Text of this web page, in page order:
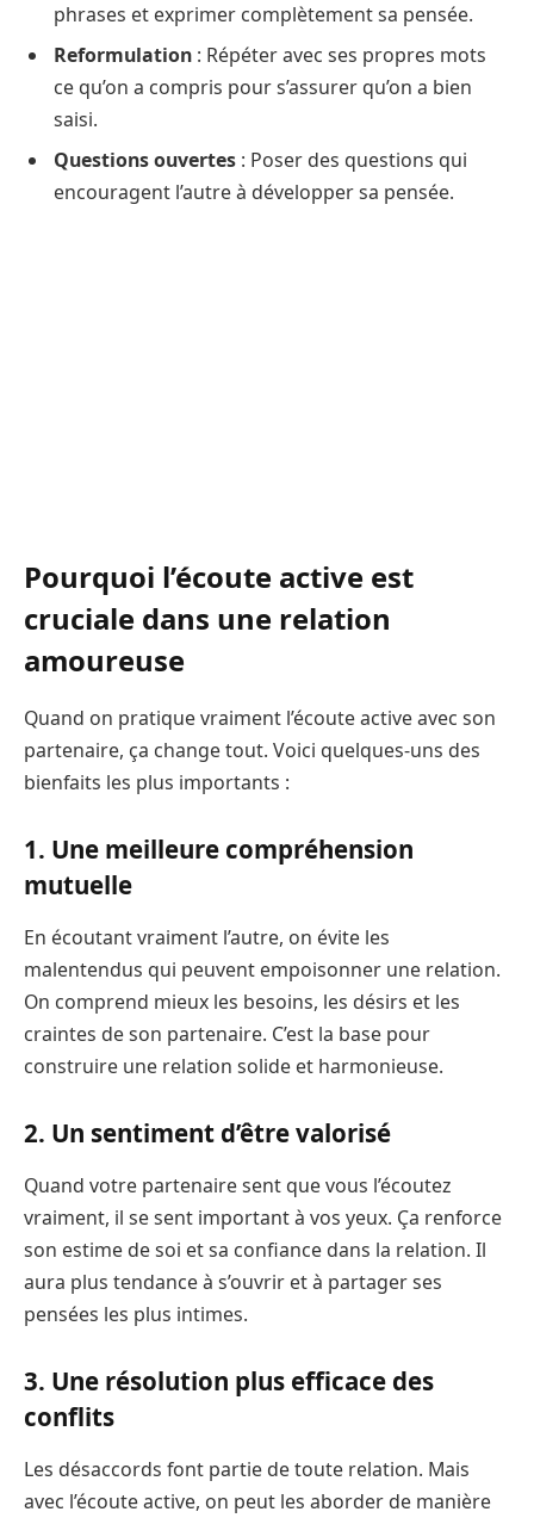
phrases et exprimer complètement sa pensée.
Reformulation : Répéter avec ses propres mots
ce qu’on a compris pour s’assurer qu’on a bien
saisi.
Questions ouvertes : Poser des questions qui
encouragent l’autre à développer sa pensée.
Pourquoi l’écoute active est
cruciale dans une relation
amoureuse
Quand on pratique vraiment l’écoute active avec son
partenaire, ça change tout. Voici quelques-uns des
bienfaits les plus importants :
1. Une meilleure compréhension
mutuelle
En écoutant vraiment l’autre, on évite les
malentendus qui peuvent empoisonner une relation.
On comprend mieux les besoins, les désirs et les
craintes de son partenaire. C’est la base pour
construire une relation solide et harmonieuse.
2. Un sentiment d’être valorisé
Quand votre partenaire sent que vous l’écoutez
vraiment, il se sent important à vos yeux. Ça renforce
son estime de soi et sa confiance dans la relation. Il
aura plus tendance à s’ouvrir et à partager ses
pensées les plus intimes.
3. Une résolution plus efficace des
conflits
Les désaccords font partie de toute relation. Mais
avec l’écoute active, on peut les aborder de manière